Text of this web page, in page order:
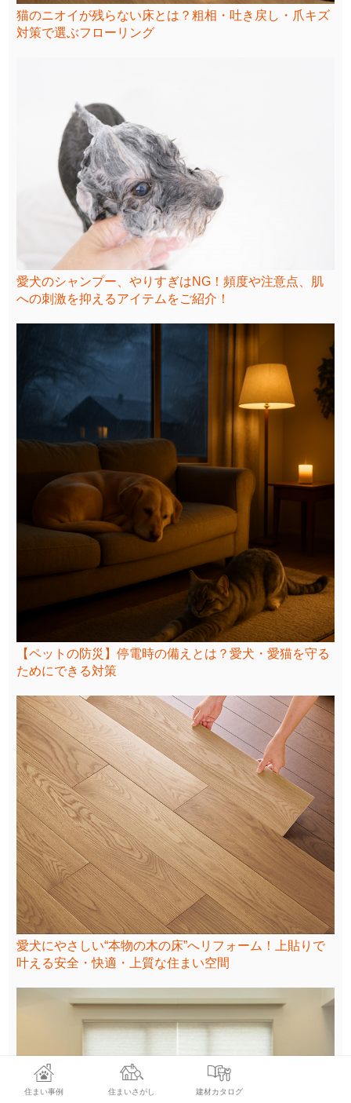
猫のニオイが残らない床とは？粗相・吐き戻し・爪キズ
対策で選ぶフローリング
愛犬のシャンプー、やりすぎはNG！頻度や注意点、肌
への刺激を抑えるアイテムをご紹介！
【ペットの防災】停電時の備えとは？愛犬・愛猫を守る
ためにできる対策
愛犬にやさしい“本物の木の床”へリフォーム！上貼りで
叶える安全・快適・上質な住まい空間
住まい事例 住まいさがし 建材カタログ